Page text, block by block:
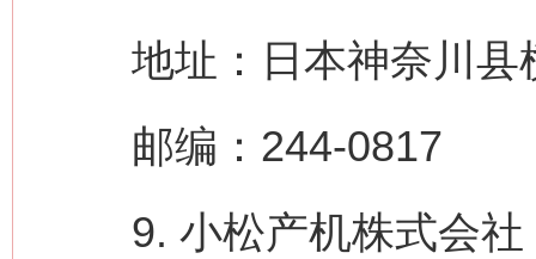
地址：日本神奈川县
邮编：244-0817
9. 小松产机株式会社